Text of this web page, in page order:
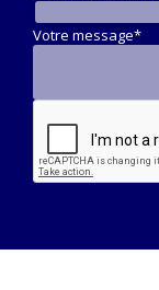
Votre message*